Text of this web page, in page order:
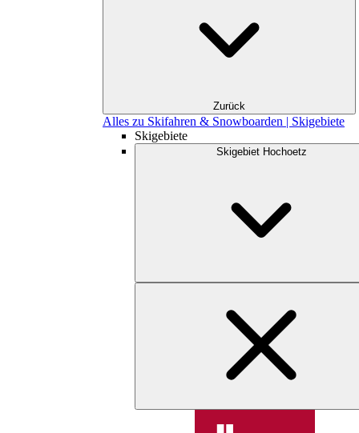
Zurück
Alles zu Skifahren & Snowboarden | Skigebiete
Skigebiete
Skigebiet Hochoetz